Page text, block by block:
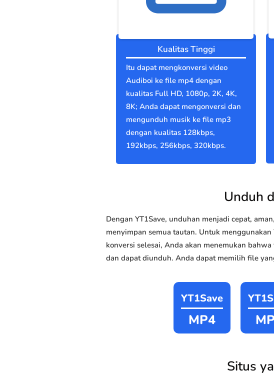
Kualitas Tinggi
Itu dapat mengkonversi video
Audiboi ke file mp4 dengan
kualitas Full HD, 1080p, 2K, 4K,
8K; Anda dapat mengonversi dan
mengunduh musik ke file mp3
dengan kualitas 128kbps,
192kbps, 256kbps, 320kbps.
Unduh
Dengan YT1Save, unduhan menjadi cepat,
menyimpan semua tautan. Untuk
konversi selesai, Anda akan menemukan
dan dapat diunduh. Anda dapat memilih file
YT1Save
MP4
Situs